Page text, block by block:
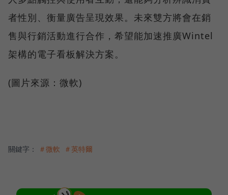
者性別、衡量廣告呈現效果。未來雙方將會在銷
售與行銷活動進行合作，希望能加速推廣Wintel
架構的電子看板解決方案。
(圖片來源：微軟)
關鍵字： ＃微軟 ＃英特爾